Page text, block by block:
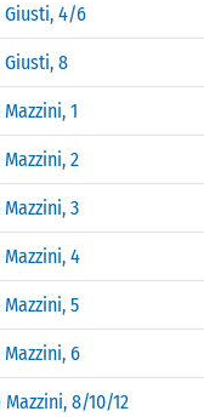
Giusti, 4/6
8
1
2
3
4
5
6
8/10/12